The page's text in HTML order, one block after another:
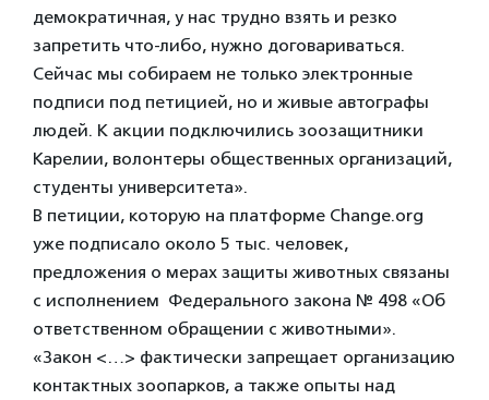
демократичная, у нас трудно взять и резко
запретить что-либо, нужно договариваться.
Сейчас мы собираем не только электронные
подписи под петицией, но и живые автографы
людей. К акции подключились зоозащитники
Карелии, волонтеры общественных организаций,
студенты университета».
В петиции, которую на платформе Change.org
уже подписало около 5 тыс. человек,
предложения о мерах защиты животных связаны
с исполнением Федерального закона № 498 «Об
ответственном обращении с животными».
«Закон <…> фактически запрещает организацию
контактных зоопарков, а также опыты над